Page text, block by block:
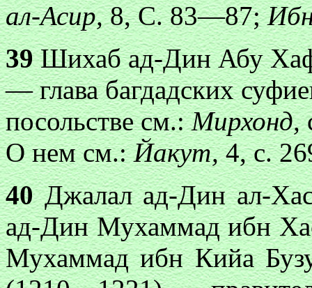
ал-Асир,8, С. 83—87;
39Шихаб ад-Дин Абу
— глава багдадских
посольстве см.:Мирхонд,
О нем см.:Йакут,4, с.
40Джалал ад-Дин ал-
ад-Дин Мухаммад ибн
Мухаммад ибн Кийа